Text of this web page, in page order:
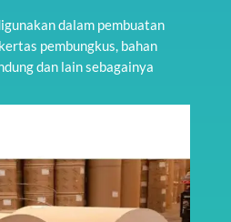
dalam pembuatan
pembungkus, bahan
dan lain sebagainya